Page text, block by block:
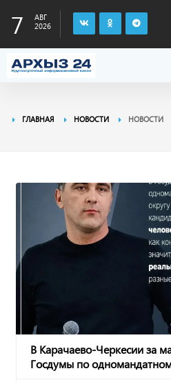
7
АВГ
2026
ГЛАВНАЯ НОВОСТИ НОВОСТИ
В Карачаево-Черкесии за
Госдумы по